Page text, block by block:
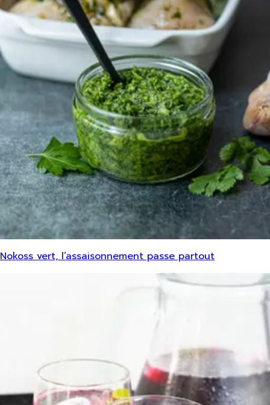
Nokoss vert, l’assaisonnement passe partout